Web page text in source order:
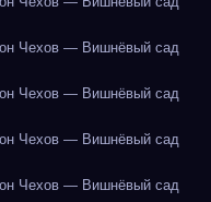
Чехов — Вишнёвый сад
Чехов — Вишнёвый сад
Чехов — Вишнёвый сад
Чехов — Вишнёвый сад